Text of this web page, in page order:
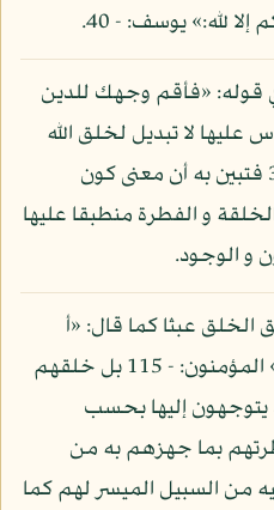
لله:» يوسف: - 40.
قوله: «فأقم وجهك للدين
عليها لا تبديل لخلق الله
ذلك الدين القيم:» الروم: - 30 فتبين به أن معنى كون
و الفطرة منطبقا عليها
و الوجود.
الخلق عبثا كما قال: «أ
فحسبتم أنما خلقناكم عبثا:» المؤمنون: - 115 بل خلقهم
يتوجهون إليها بحسب
بما جهزهم به من
من السبيل الميسر لهم كما